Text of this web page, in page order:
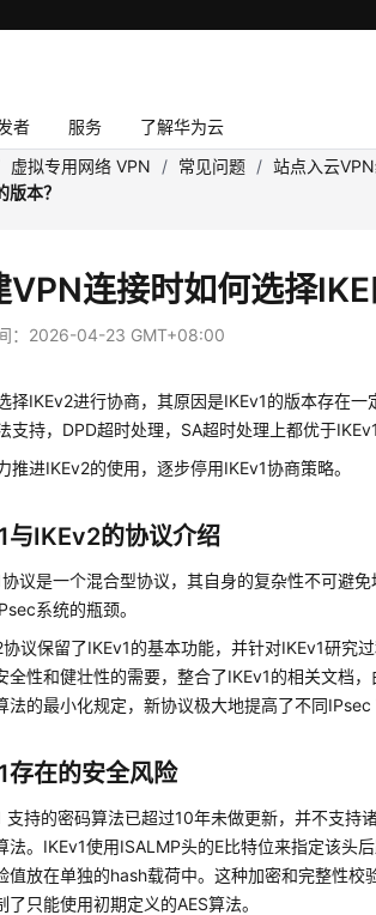
者 服务 了解华为云
虚拟专用网络 VPN / 常见问题 / 站点入云
版本？
VPN连接时如何选择IKE
： 2026-04-23 GMT+08:00
择IKEv2进行协商，其原因是IKEv1的版本存在一
支持，DPD超时处理，SA超时处理上都优于IKEv1
推进IKEv2的使用，逐步停用IKEv1协商策略。
与IKEv2的协议介绍
协议是一个混合型协议，其自身的复杂性不可避
系统的瓶颈。
协议保留了IKEv1的基本功能，并针对IKEv1研究
全性和健壮性的需要，整合了IKEv1的相关文档
法的最小化规定，新协议极大地提高了不同IPsec
存在的安全风险
支持的密码算法已超过10年未做更新，并不支
法。IKEv1使用ISALMP头的E比特位来指定该头
值放在单独的hash载荷中。这种加密和完整性校
了只能使用初期定义的AES算法。